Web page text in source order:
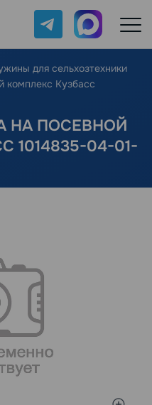
Telegram Max
для сельхозтехники
комплекс Кузбасс
НА ПОСЕВНОЙ
1014835-04-01-